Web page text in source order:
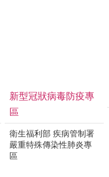
新型冠狀病毒防疫專
區
衛生福利部 疾病管制署
嚴重特殊傳染性肺炎專
區